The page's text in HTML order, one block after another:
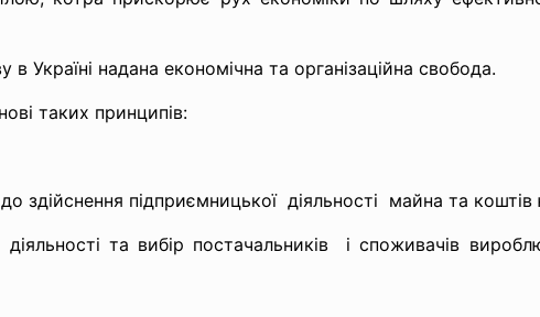
Україні надана економічна та організаційна свобода.
таких принципів:
здійснення підприємницької діяльності майна та
та вибір постачальників і споживачів